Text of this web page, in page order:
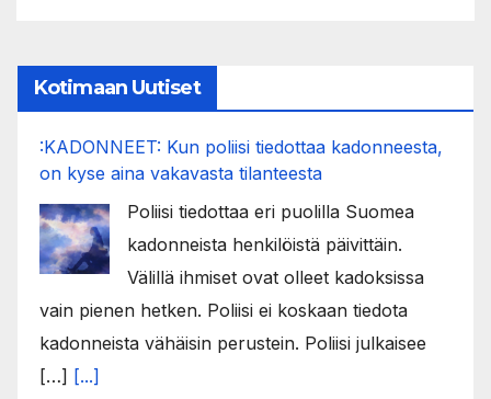
Kotimaan Uutiset
:KADONNEET: Kun poliisi tiedottaa kadonneesta,
on kyse aina vakavasta tilanteesta
Poliisi tiedottaa eri puolilla Suomea
kadonneista henkilöistä päivittäin.
Välillä ihmiset ovat olleet kadoksissa
vain pienen hetken. Poliisi ei koskaan tiedota
kadonneista vähäisin perustein. Poliisi julkaisee
[…] [...]